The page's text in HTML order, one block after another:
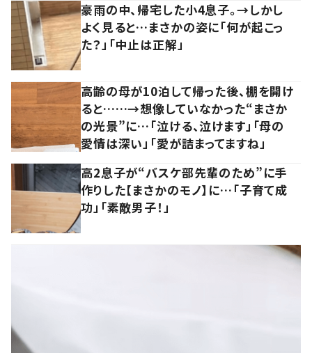
豪雨の中、帰宅した小4息子。→しかし
よく見ると…まさかの姿に「何が起こっ
た？」「中止は正解」
高齢の母が10泊して帰った後、棚を開け
ると……→想像していなかった“まさか
の光景”に…「泣ける、泣けます」「母の
愛情は深い」「愛が詰まってますね」
高2息子が“バスケ部先輩のため”に手
作りした【まさかのモノ】に…「子育て成
功」「素敵男子！」